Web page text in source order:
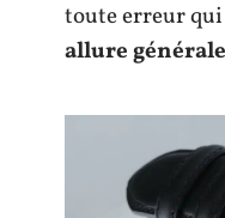
toute erreur
allure générale